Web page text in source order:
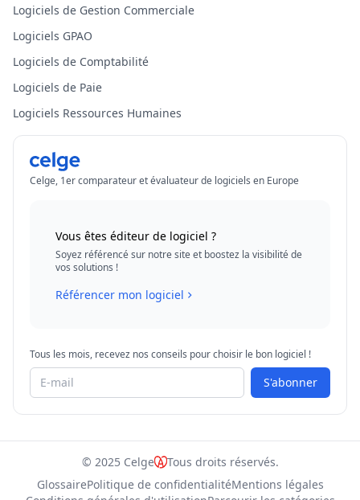
Logiciels de Gestion Commerciale
Logiciels GPAO
Logiciels de Comptabilité
Logiciels de Paie
Logiciels Ressources Humaines
Celge, 1er comparateur et évaluateur de logiciels en Europe
Vous êtes éditeur de logiciel ?
Soyez référencé sur notre site et boostez la visibilité de
vos solutions !
Référencer mon logiciel
Tous les mois, recevez nos conseils pour choisir le bon logiciel !
S'abonner
© 2025 Celge
Tous droits réservés.
GlossairePolitique de confidentialitéMentions légales